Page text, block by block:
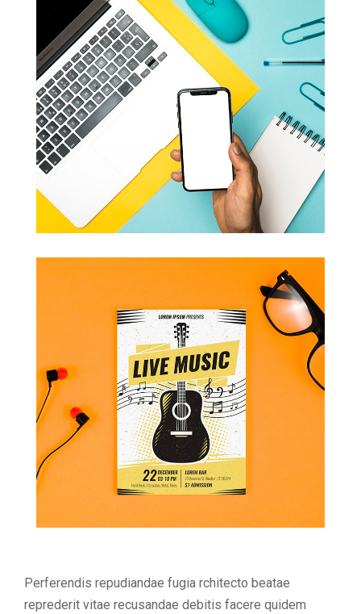
Perferendis repudiandae fugia rchitecto beatae
reprederit vitae recusandae debitis facere quidem